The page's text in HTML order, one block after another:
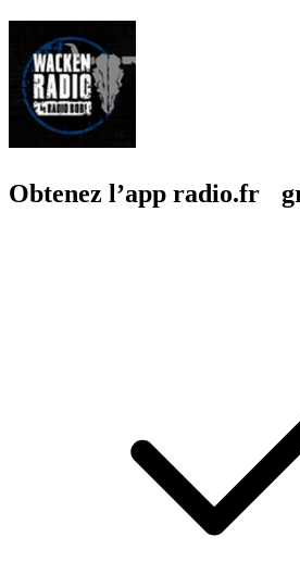
Obtenez l’app radio.fr